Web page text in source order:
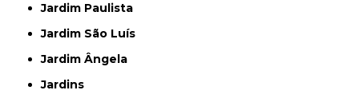
Jardim Paulista
Jardim São Luís
Jardim Ângela
Jardins